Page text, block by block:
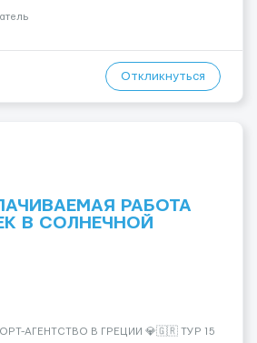
(н...
Откликнуться
РАБОТА
В СОЛНЕЧНОЙ
АГЕНТСТВО В ГРЕЦИИ 💎🇬🇷 ТУР 15